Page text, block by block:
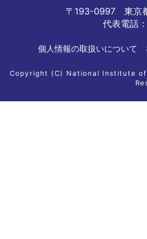
〒193-0997 東京
代表電話
個人情報の取扱いについて
Copyright (C) National Institute of